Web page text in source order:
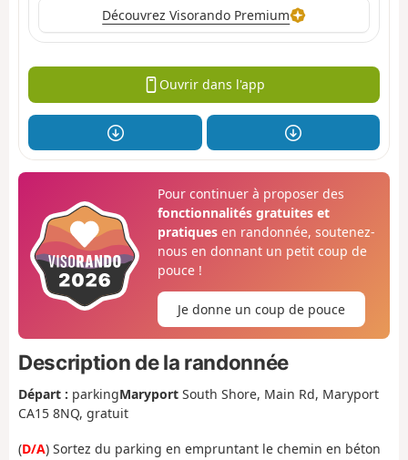
Découvrez Visorando Premium
Ouvrir dans l'app
Pour continuer à proposer des
fonctionnalités gratuites et
pratiquesen randonnée, soutenez-
nous en donnant un petit coup de
pouce !
Je donne un coup de pouce
Description de la randonnée
Départ : parkingMaryport South Shore, Main Rd, Maryport
CA15 8NQ, gratuit
(D/A) Sortez du parking en empruntant le chemin en béton